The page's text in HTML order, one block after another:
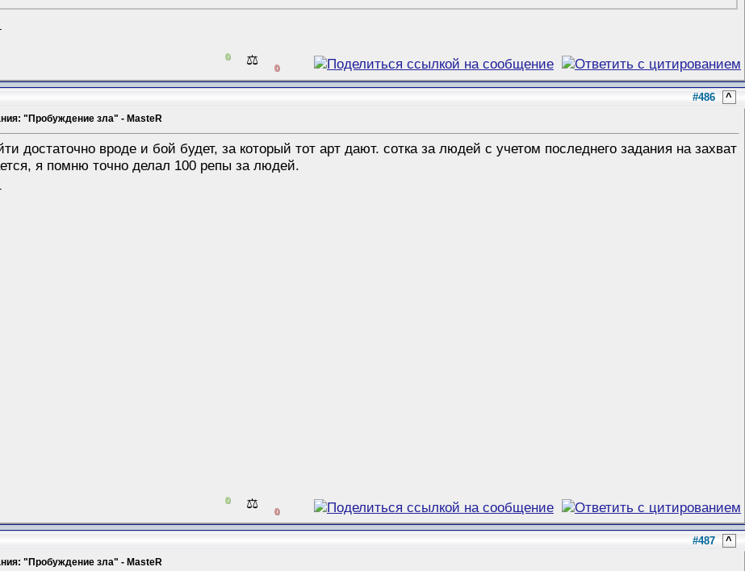
0 ⚖️ 0
#486 ^
"Пробуждение зла" - MasteR
достаточно вроде и бой будет, за который тот арт дают. сотка за людей с учетом последнего задания на захват
я помню точно делал 100 репы за людей.
0 ⚖️ 0
#487 ^
"Пробуждение зла" - MasteR